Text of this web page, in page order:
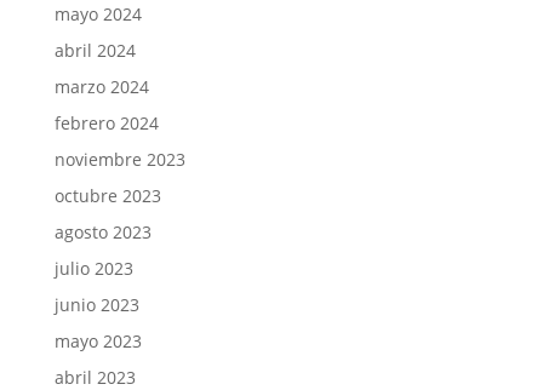
mayo 2024
abril 2024
marzo 2024
febrero 2024
noviembre 2023
octubre 2023
agosto 2023
julio 2023
junio 2023
mayo 2023
abril 2023